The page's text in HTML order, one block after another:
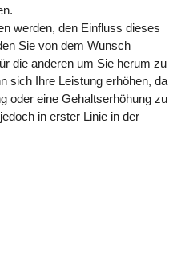
werden, den Einfluss dieses
Sie von dem Wunsch
die anderen um Sie herum zu
sich Ihre Leistung erhöhen, da
oder eine Gehaltserhöhung zu
in erster Linie in der